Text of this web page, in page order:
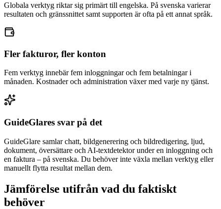
Globala verktyg riktar sig primärt till engelska. På svenska varierar
resultaten och gränssnittet samt supporten är ofta på ett annat språk.
Fler fakturor, fler konton
Fem verktyg innebär fem inloggningar och fem betalningar i
månaden. Kostnader och administration växer med varje ny tjänst.
GuideGlares svar på det
GuideGlare samlar chatt, bildgenerering och bildredigering, ljud,
dokument, översättare och AI-textdetektor under en inloggning och
en faktura – på svenska. Du behöver inte växla mellan verktyg eller
manuellt flytta resultat mellan dem.
Jämförelse utifrån vad du faktiskt
behöver